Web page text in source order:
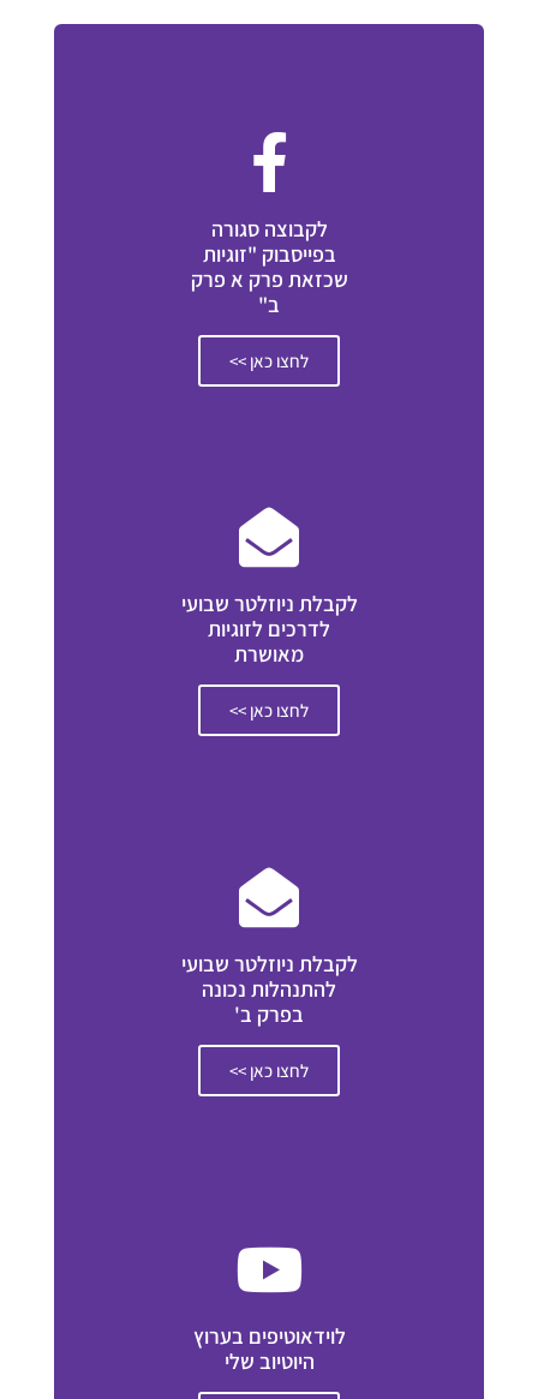
לקבוצה סגורה
בפייסבוק "זוגיות
שכזאת פרק א פרק
ב"
לחצו כאן >>
לקבלת ניוזלטר שבועי
לדרכים לזוגיות
מאושרת
לחצו כאן >>
לקבלת ניוזלטר שבועי
להתנהלות נכונה
בפרק ב'
לחצו כאן >>
לוידאוטיפים בערוץ
היוטיוב שלי